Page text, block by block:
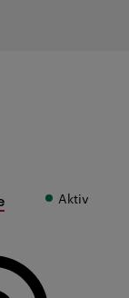
Aktiv